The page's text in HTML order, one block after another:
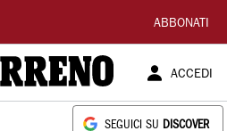
ABBONATI
ACCEDI
SEGUICI SU DISCOVER